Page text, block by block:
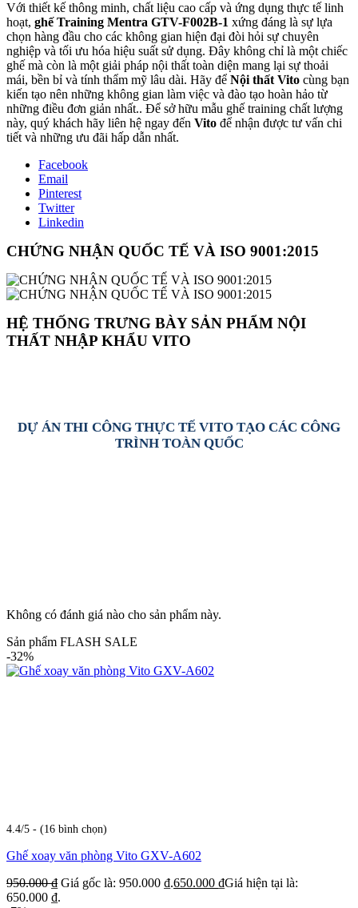
Với thiết kế thông minh, chất liệu cao cấp và ứng dụng thực tế linh
hoạt, ghế Training Mentra GTV-F002B-1 xứng đáng là sự lựa
chọn hàng đầu cho các không gian hiện đại đòi hỏi sự chuyên
nghiệp và tối ưu hóa hiệu suất sử dụng. Đây không chỉ là một chiếc
ghế mà còn là một giải pháp nội thất toàn diện mang lại sự thoải
mái, bền bỉ và tính thẩm mỹ lâu dài. Hãy để Nội thất Vito cùng bạn
kiến tạo nên những không gian làm việc và đào tạo hoàn hảo từ
những điều đơn giản nhất.. Để sở hữu mẫu ghế training chất lượng
này, quý khách hãy liên hệ ngay đến Vito để nhận được tư vấn chi
tiết và những ưu đãi hấp dẫn nhất.
Facebook
Email
Pinterest
Twitter
Linkedin
CHỨNG NHẬN QUỐC TẾ VÀ ISO 9001:2015
HỆ THỐNG TRƯNG BÀY SẢN PHẨM NỘI
THẤT NHẬP KHẨU VITO
DỰ ÁN THI CÔNG THỰC TẾ VITO TẠO CÁC CÔNG
TRÌNH TOÀN QUỐC
Không có đánh giá nào cho sản phẩm này.
Sản phẩm FLASH SALE
-32%
4.4/5 - (16 bình chọn)
Ghế xoay văn phòng Vito GXV-A602
950.000₫ Giá gốc là: 950.000 ₫.650.000 ₫Giá hiện tại là:
650.000 ₫.